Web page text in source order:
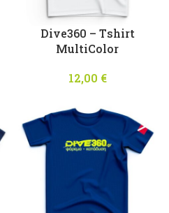
Dive360 – Τshirt
MultiColor
12,00 €